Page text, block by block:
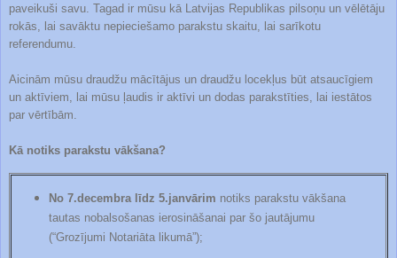
paveikuši savu. Tagad ir mūsu kā Latvijas Republikas pilsoņu un vēlētāju
rokās, lai savāktu nepieciešamo parakstu skaitu, lai sarīkotu
referendumu.
Aicinām mūsu draudžu mācītājus un draudžu locekļus būt atsaucīgiem
un aktīviem, lai mūsu ļaudis ir aktīvi un dodas parakstīties, lai iestātos
par vērtībām.
Kā notiks parakstu vākšana?
No 7.decembra līdz 5.janvārim notiks parakstu vākšana
tautas nobalsošanas ierosināšanai par šo jautājumu
(“Grozījumi Notariāta likumā”);